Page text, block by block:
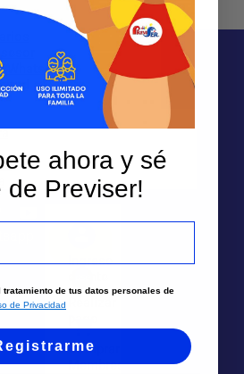
WhatsApp
Ingreso
Comprar
Membresía
ahora y sé
de Previser!
de tus datos personales de
de Privacidad